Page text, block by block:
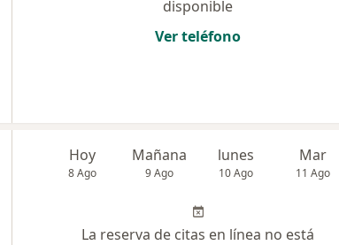
disponible
Ver teléfono
Hoy
8 Ago
Mañana
9 Ago
lunes
10 Ago
Mar
11 Ago
La reserva de citas en línea no está